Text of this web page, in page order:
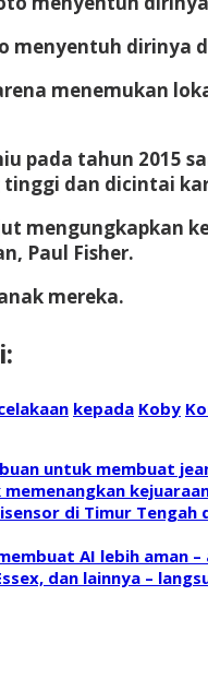
menyentuh
menemukan
pada tahun 2015
dan dicintai
mengungkapkan
Paul Fisher.
mereka.
kepada Koby
untuk membuat
di Timur
AI lebih
dan lainnya –